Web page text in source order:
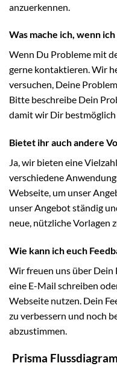
anzuerkennen.
Was mache ich, wenn
Wenn Du Probleme mit
gerne kontaktieren. Wir
versuchen, Deine
Bitte beschreibe Dein
damit wir Dir
Bietet ihr auch andere
Ja, wir bieten eine
verschiedene
Webseite, um unser
unser Angebot ständig
neue, nützliche Vorlagen
Wie kann ich euch
Wir freuen uns über Dein
eine E-Mail schreiben
Webseite nutzen. Dein
zu verbessern und noch
abzustimmen.
Prisma